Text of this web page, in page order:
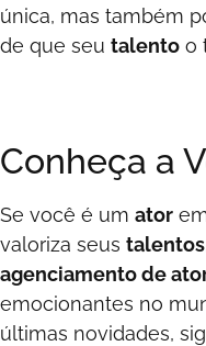
única, mas também
de que seu talento o
Conheça a
Se você é um ator
valoriza seus talentos
agenciamento de
emocionantes no
últimas novidades,